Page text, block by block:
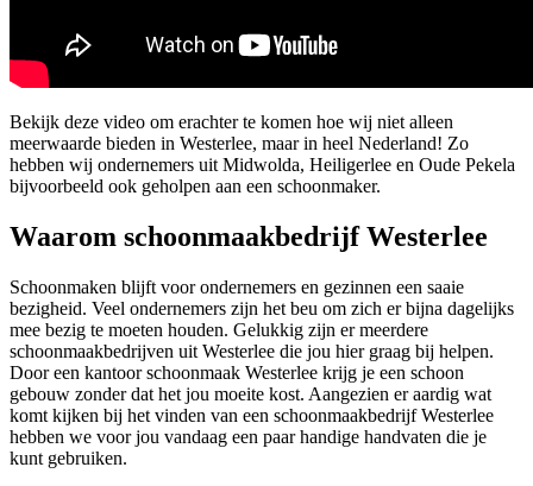
Bekijk deze video om erachter te komen hoe wij niet alleen
meerwaarde bieden in Westerlee, maar in heel Nederland! Zo
hebben wij ondernemers uit Midwolda, Heiligerlee en Oude Pekela
bijvoorbeeld ook geholpen aan een schoonmaker.
Waarom schoonmaakbedrijf Westerlee
Schoonmaken blijft voor ondernemers en gezinnen een saaie
bezigheid. Veel ondernemers zijn het beu om zich er bijna dagelijks
mee bezig te moeten houden. Gelukkig zijn er meerdere
schoonmaakbedrijven uit Westerlee die jou hier graag bij helpen.
Door een kantoor schoonmaak Westerlee krijg je een schoon
gebouw zonder dat het jou moeite kost. Aangezien er aardig wat
komt kijken bij het vinden van een schoonmaakbedrijf Westerlee
hebben we voor jou vandaag een paar handige handvaten die je
kunt gebruiken.